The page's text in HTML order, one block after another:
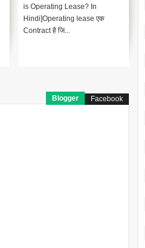
is Operating Lease? In
Hindi]Operating lease एक
Contract है जि...
Blogger Facebook